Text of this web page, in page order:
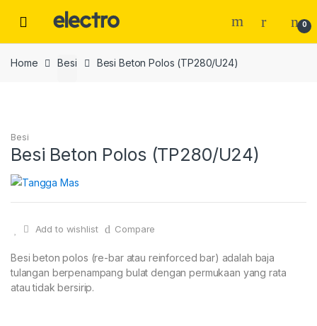
0
Home Besi Besi Beton Polos (TP280/U24)
Besi
Besi Beton Polos (TP280/U24)
Add to wishlist Compare
Besi beton polos (re-bar atau reinforced bar) adalah baja
tulangan berpenampang bulat dengan permukaan yang rata
atau tidak bersirip.